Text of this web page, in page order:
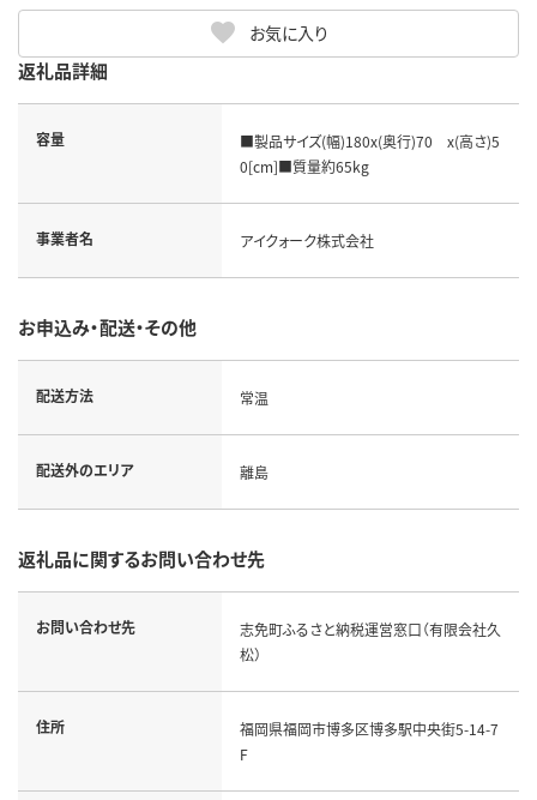
お気に入り
返礼品詳細
容量
■製品サイズ(幅)180x(奥行)70 x(高さ)5
0[cm]■質量約65kg
事業者名 アイクォーク株式会社
お申込み・配送・その他
配送方法 常温
配送外のエリア 離島
返礼品に関するお問い合わせ先
お問い合わせ先
志免町ふるさと納税運営窓口（有限会社久
松）
住所
福岡県福岡市博多区博多駅中央街5-14-7
F